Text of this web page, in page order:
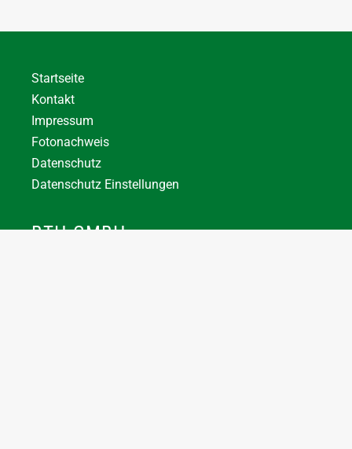
Startseite
Kontakt
Impressum
Fotonachweis
Datenschutz
Datenschutz Einstellungen
BTH GMBH